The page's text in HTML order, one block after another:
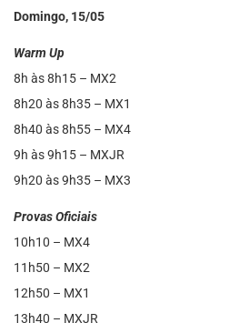
Domingo, 15/05
Warm Up
8h às 8h15 – MX2
8h20 às 8h35 – MX1
8h40 às 8h55 – MX4
9h às 9h15 – MXJR
9h20 às 9h35 – MX3
Provas Oficiais
10h10 – MX4
11h50 – MX2
12h50 – MX1
13h40 – MXJR